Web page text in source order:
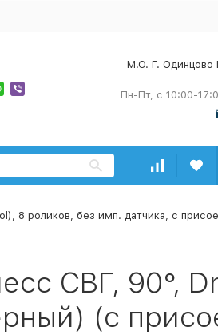
М.О. Г. Одинцово
Пн-Пт, с 10:00-
8 роликов, без имп. датчика, с
СВГ, 90°,
(с